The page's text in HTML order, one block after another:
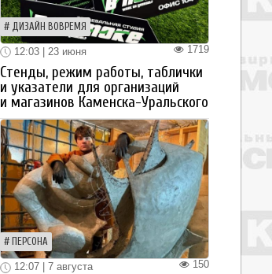
ДИЗАЙН ВОВРЕМЯ
1719
12:03 | 23 июня
Стенды, режим работы, таблички
и указатели для организаций
и магазинов Каменска-Уральского
ПЕРСОНА
150
12:07 | 7 августа